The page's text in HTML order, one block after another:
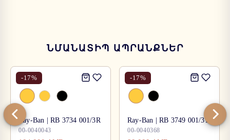
ՆՄԱՆԱՏԻՊ ԱՊՐԱՆՔՆԵՐ
-17%
Ray-Ban | RB 3734 001/3R
00-0040043
-17%
Ray-Ban | RB 3749 001/31
00-0040368